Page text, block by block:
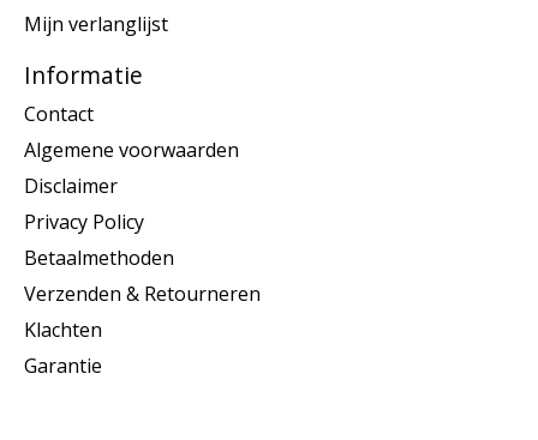
Mijn verlanglijst
Informatie
Contact
Algemene voorwaarden
Disclaimer
Privacy Policy
Betaalmethoden
Verzenden & Retourneren
Klachten
Garantie